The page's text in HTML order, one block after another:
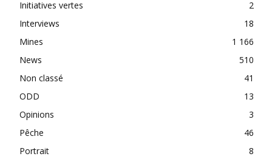
Initiatives vertes
2
Interviews
18
Mines
1 166
News
510
Non classé
41
ODD
13
Opinions
3
Pêche
46
Portrait
8